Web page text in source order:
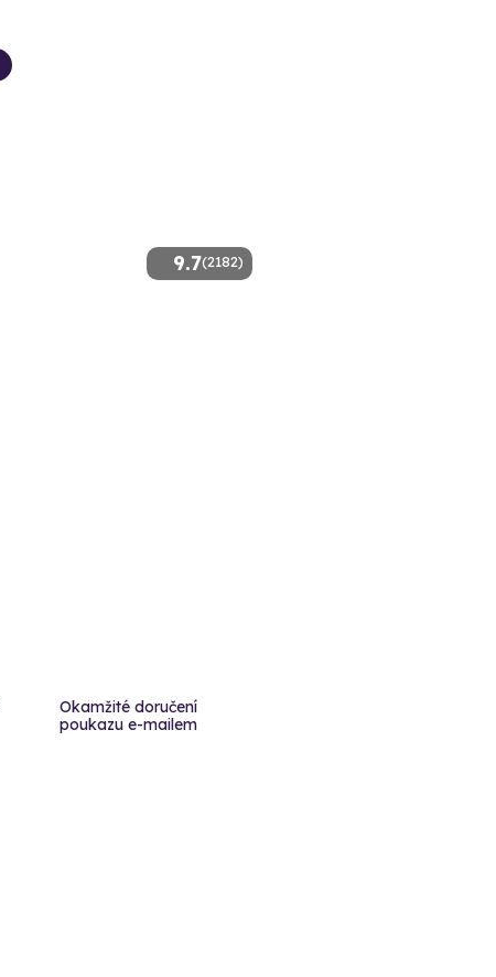
9.7(2182)
Okamžité doručení
poukazu e-mailem